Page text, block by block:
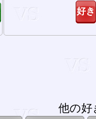
他の好